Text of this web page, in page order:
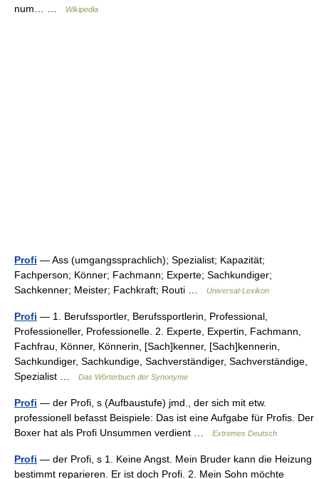
num… …
Wikipedia
Profi — Ass (umgangssprachlich); Spezialist; Kapazität;
Fachperson; Könner; Fachmann; Experte; Sachkundiger;
Sachkenner; Meister; Fachkraft; Routi …
Universal-Lexikon
Profi — 1. Berufssportler, Berufssportlerin, Professional,
Professioneller, Professionelle. 2. Experte, Expertin, Fachmann,
Fachfrau, Könner, Könnerin, [Sach]kenner, [Sach]kennerin,
Sachkundiger, Sachkundige, Sachverständiger, Sachverständige,
Spezialist …
Das Wörterbuch der Synonyme
Profi — der Profi, s (Aufbaustufe) jmd., der sich mit etw.
professionell befasst Beispiele: Das ist eine Aufgabe für Profis. Der
Boxer hat als Profi Unsummen verdient …
Extremes Deutsch
Profi — der Profi, s 1. Keine Angst. Mein Bruder kann die Heizung
bestimmt reparieren. Er ist doch Profi. 2. Mein Sohn möchte